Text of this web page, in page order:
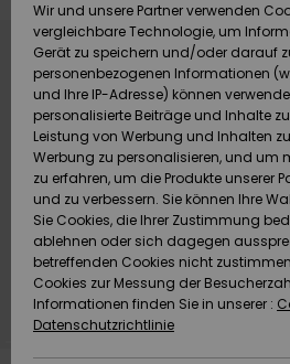
Schuhe&
Flip-Flops
Surf
Snow
Brandneu
Highlights
Schuhe&
Flip-Flops
Surf
Snow
Brandneu
Highlights
Highlights
Snow
SURF
Highlights
SNOW
Snow Shop
Damen
Highlights
DOPPELTER
RABATT
Outlet
Frauen
HILFE & KONTAKT
Retouren
Bezahlung
Geschenkkarte
Quiksilver
Freedom
Datenschutz
NACHHALTIGKEIT
Filterkriterien
springen
Überspringen
Wir und unsere Partner verwenden
vergleichbare Technologie, um
Gerät zu speichern und/oder darauf
personenbezogenen Informationen
und Ihre IP-Adresse) können
personalisierte Beiträge und Inhalte
Leistung von Werbung und Inhalten
Werbung zu personalisieren, und um
zu erfahren, um die Produkte unserer
und zu verbessern. Sie können Ihre
Sie Cookies, die Ihrer Zustimmung
ablehnen oder sich dagegen
betreffenden Cookies nicht
Cookies zur Messung der
Informationen finden Sie in unserer :
Datenschutzrichtlinie